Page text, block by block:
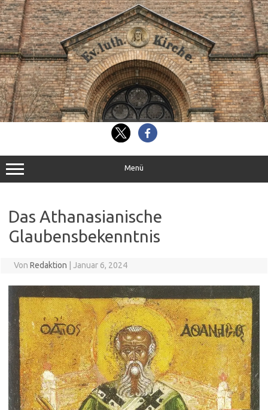
Zum
Inhalt
springen
Menü
Das Athanasianische
Glaubensbekenntnis
Von Redaktion Januar 6, 2024